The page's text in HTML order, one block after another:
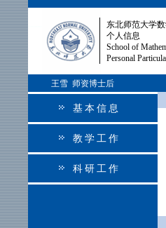
东北师范大学
个人信息
School of
Personal
王雪 师资博士后
基本信息
教学工作
科研工作